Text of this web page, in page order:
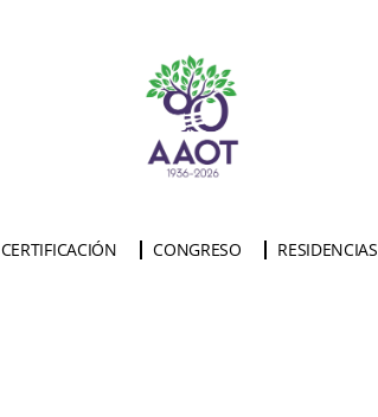
CERTIFICACIÓN CONGRESO RESIDENCIAS